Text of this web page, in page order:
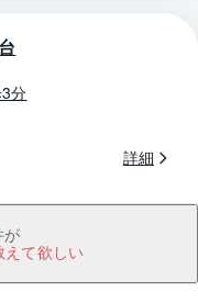
分
詳細
が
えて欲しい